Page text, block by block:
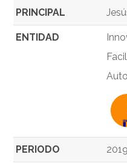
PRINCIPAL
ENTIDAD
PERIODO